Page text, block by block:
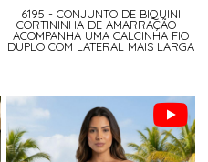
6195 - CONJUNTO DE BIQUINI
CORTININHA DE AMARRAÇÃO -
ACOMPANHA UMA CALCINHA FIO
DUPLO COM LATERAL MAIS LARGA